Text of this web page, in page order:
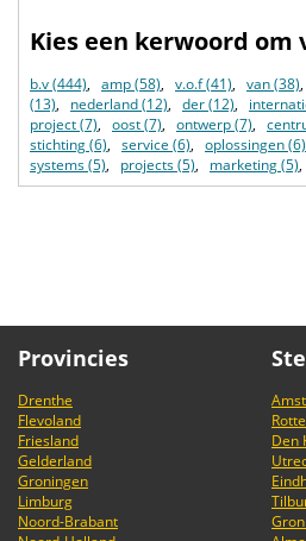
Kies een kerwoord
b.v (444), amp (58), v.o.f (41), van (38),
(13), nederland (12), der (12),
project (7), oost (7), ontwerp (7),
stichting (6), service (6), oplossingen (6)
systems (5), projects (5), marketing (5),
Provincies
Drenthe
Flevoland
Friesland
Gelderland
Groningen
Limburg
Noord-Brabant
Den